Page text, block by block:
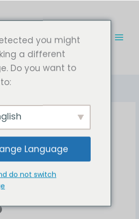
ideal, no
de
como
Para Edgar
llegó
you might
a different
Do you want to
Language
do not switch